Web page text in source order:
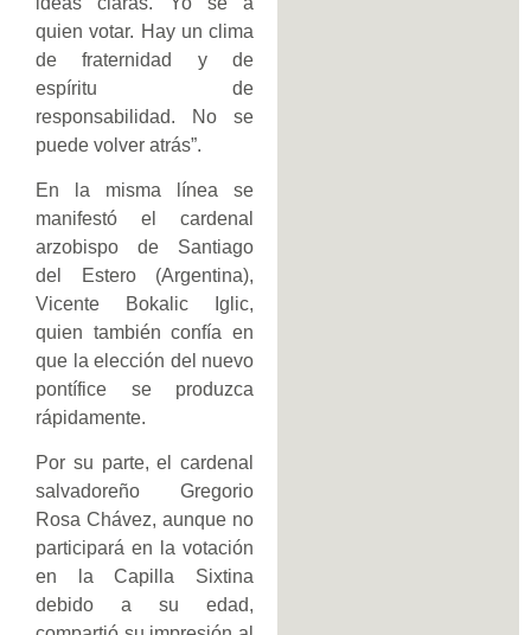
quien votar. Hay un clima
de fraternidad y de
espíritu de
responsabilidad. No se
puede volver atrás”.
En la misma línea se
manifestó el cardenal
arzobispo de Santiago
del Estero (Argentina),
Vicente Bokalic Iglic,
quien también confía en
que la elección del nuevo
pontífice se produzca
rápidamente.
Por su parte, el cardenal
salvadoreño Gregorio
Rosa Chávez, aunque no
participará en la votación
en la Capilla Sixtina
debido a su edad,